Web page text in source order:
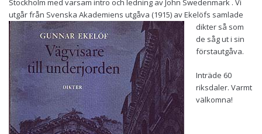
Stockholm med varsam intro och ledning av John Swedenmark . Vi
utgår från Svenska Akademiens utgåva (1915) av Ekelöfs samlade
dikter så som
de såg ut i sin
förstautgåva.
Inträde 60
riksdaler. Varmt
välkomna!